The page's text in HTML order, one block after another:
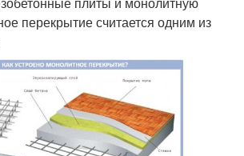
перекрытие считается одним из